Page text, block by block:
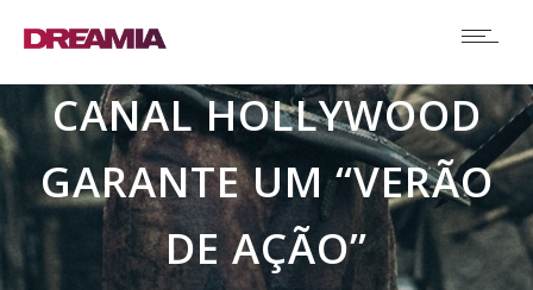
CANAL HOLLYWOOD
GARANTE UM “VERÃO
DE AÇÃO”